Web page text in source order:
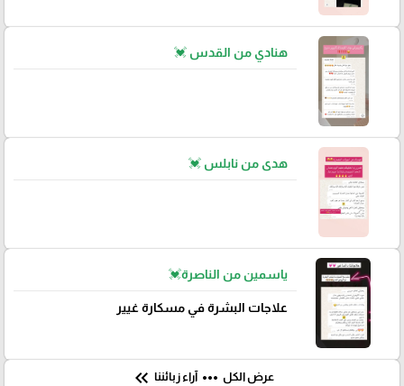
هنادي من القدس 💓
هدى من نابلس 💓
ياسمين من الناصرة💓
علاجات البشرة في مسكارة غيير
عرض الكل more_horiz آراء زبائننا keyboard_double_arrow_left